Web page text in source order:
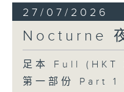
27/07/2026
Nocturne
足本 Full
第一部份 Part